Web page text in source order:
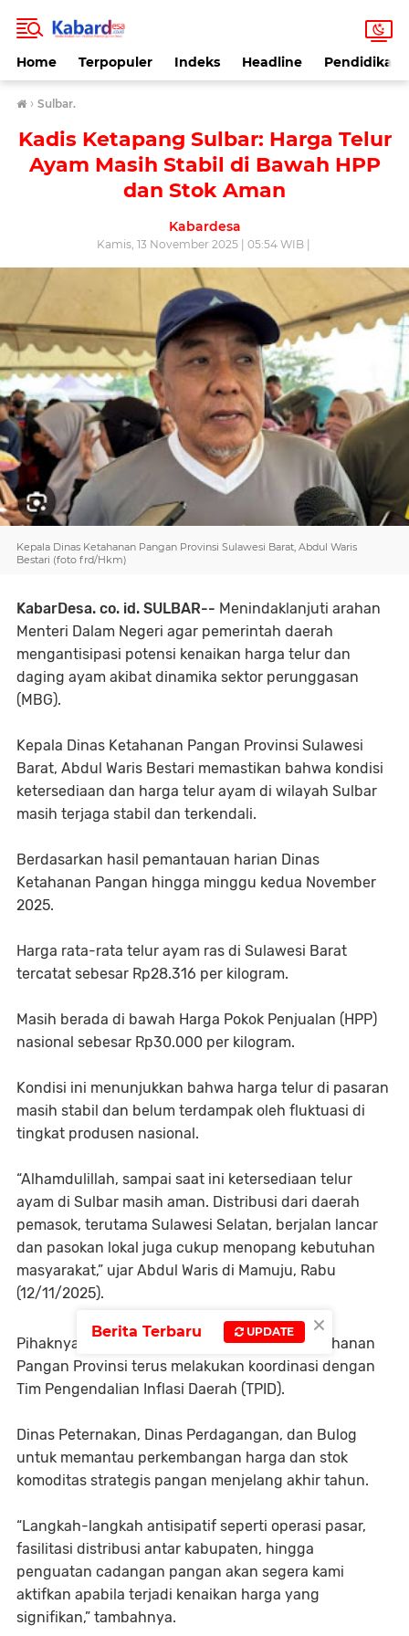
Home Terpopuler Indeks Headline Pendidikan
› Sulbar.
Kadis Ketapang Sulbar: Harga Telur
Ayam Masih Stabil di Bawah HPP
dan Stok Aman
Kabardesa
Kamis, 13 November 2025 | 05:54 WIB |
Kepala Dinas Ketahanan Pangan Provinsi Sulawesi Barat, Abdul Waris
Bestari (foto frd/Hkm)
KabarDesa. co. id. SULBAR-- Menindaklanjuti arahan
Menteri Dalam Negeri agar pemerintah daerah
mengantisipasi potensi kenaikan harga telur dan
daging ayam akibat dinamika sektor perunggasan
(MBG).
Kepala Dinas Ketahanan Pangan Provinsi Sulawesi
Barat, Abdul Waris Bestari memastikan bahwa kondisi
ketersediaan dan harga telur ayam di wilayah Sulbar
masih terjaga stabil dan terkendali.
Berdasarkan hasil pemantauan harian Dinas
Ketahanan Pangan hingga minggu kedua November
2025.
Harga rata-rata telur ayam ras di Sulawesi Barat
tercatat sebesar Rp28.316 per kilogram.
Masih berada di bawah Harga Pokok Penjualan (HPP)
nasional sebesar Rp30.000 per kilogram.
Kondisi ini menunjukkan bahwa harga telur di pasaran
masih stabil dan belum terdampak oleh fluktuasi di
tingkat produsen nasional.
“Alhamdulillah, sampai saat ini ketersediaan telur
ayam di Sulbar masih aman. Distribusi dari daerah
pemasok, terutama Sulawesi Selatan, berjalan lancar
dan pasokan lokal juga cukup menopang kebutuhan
masyarakat,” ujar Abdul Waris di Mamuju, Rabu
(12/11/2025).
Pihaknya juga menegaskan bahwa Dinas Ketahanan
Pangan Provinsi terus melakukan koordinasi dengan
Tim Pengendalian Inflasi Daerah (TPID).
Dinas Peternakan, Dinas Perdagangan, dan Bulog
untuk memantau perkembangan harga dan stok
komoditas strategis pangan menjelang akhir tahun.
“Langkah-langkah antisipatif seperti operasi pasar,
fasilitasi distribusi antar kabupaten, hingga
penguatan cadangan pangan akan segera kami
aktifkan apabila terjadi kenaikan harga yang
signifikan,” tambahnya.
×
Berita Terbaru UPDATE